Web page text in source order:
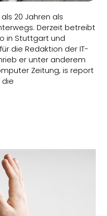
20 Jahren als
Derzeit betreibt
in Stuttgart und
die Redaktion der IT-
er unter anderem
Zeitung, is report
die